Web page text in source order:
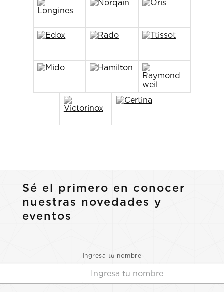
Sé el primero en conocer
nuestras novedades y
eventos
Ingresa tu nombre